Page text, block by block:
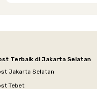
Terbaik di Jakarta Selatan
Jakarta Selatan
Tebet